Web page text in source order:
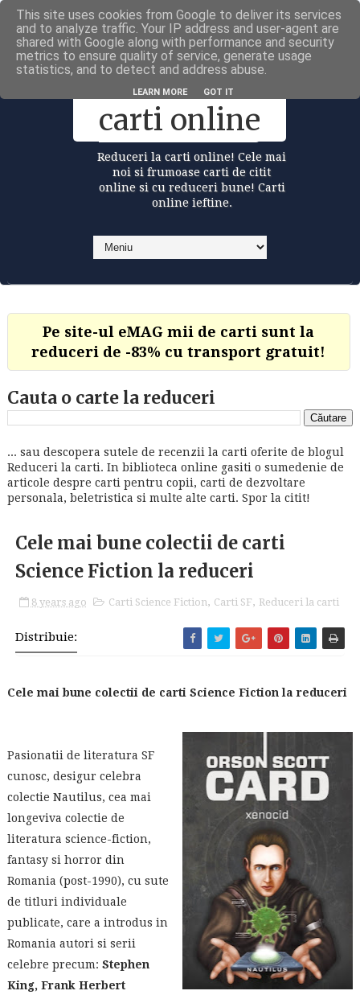
Carti la reduceri @Facebook
Reduceri la
carti online
Reduceri la carti online! Cele mai
noi si frumoase carti de citit
online si cu reduceri bune! Carti
online ieftine.
Pe site-ul eMAG mii de carti sunt la
reduceri de -83% cu transport gratuit!
Cauta o carte la reduceri
... sau descopera sutele de recenzii la carti oferite de blogul
Reduceri la carti. In biblioteca online gasiti o sumedenie de
articole despre carti pentru copii, carti de dezvoltare
personala, beletristica si multe alte carti. Spor la citit!
Cele mai bune colectii de carti
Science Fiction la reduceri
8 years ago Carti Science Fiction, Carti SF, Reduceri la carti
Distribuie:
Cele mai bune colectii de carti Science Fiction la reduceri
Pasionatii de literatura SF
cunosc, desigur celebra
colectie Nautilus, cea mai
longeviva colectie de
literatura science-fiction,
fantasy si horror din
Romania (post-1990), cu sute
de titluri individuale
publicate, care a introdus in
Romania autori si serii
celebre precum: Stephen
King, Frank Herbert
This site uses cookies from Google to deliver its services
and to analyze traffic. Your IP address and user-agent are
shared with Google along with performance and security
metrics to ensure quality of service, generate usage
statistics, and to detect and address abuse.
LEARN MORE GOT IT